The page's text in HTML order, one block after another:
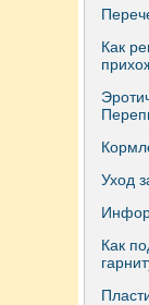
Как
Уход
Как